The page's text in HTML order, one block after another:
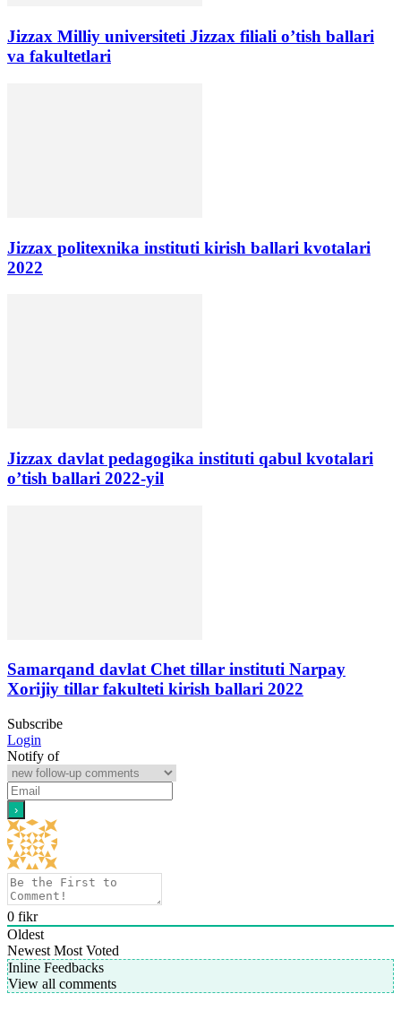
Jizzax Milliy universiteti Jizzax filiali o’tish ballari
va fakultetlari
Jizzax politexnika instituti kirish ballari kvotalari
2022
Jizzax davlat pedagogika instituti qabul kvotalari
o’tish ballari 2022-yil
Samarqand davlat Chet tillar instituti Narpay
Xorijiy tillar fakulteti kirish ballari 2022
Subscribe
Login
Notify of
0 fikr
Oldest
Newest Most Voted
Inline Feedbacks
View all comments